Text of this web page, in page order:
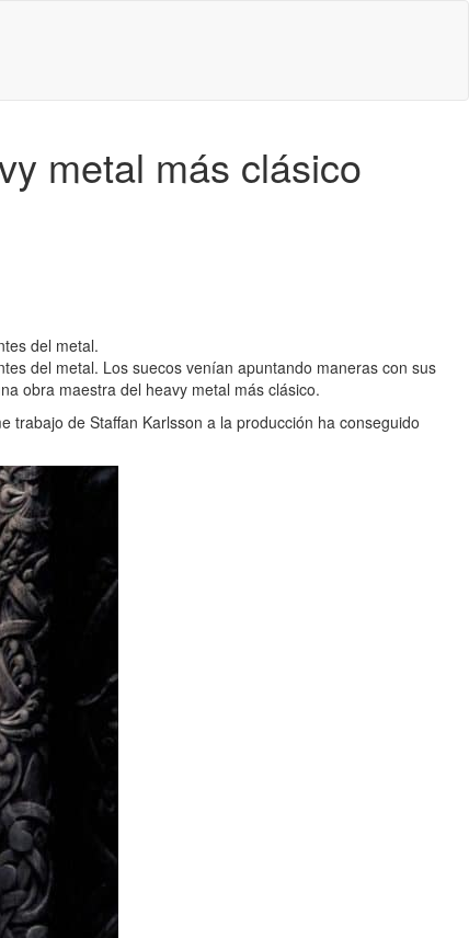
metal más clásico
del metal.
del metal. Los suecos venían apuntando maneras con sus
obra maestra del heavy metal más clásico.
trabajo de Staffan Karlsson a la producción ha conseguido